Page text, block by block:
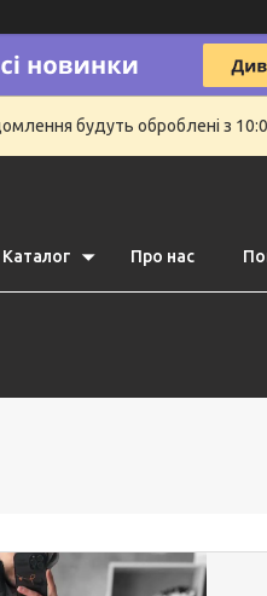
будуть оброблені з
Каталог Про нас